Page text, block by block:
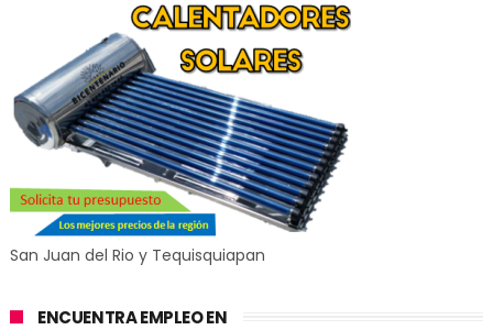
San Juan del Rio y Tequisquiapan
ENCUENTRA EMPLEO EN